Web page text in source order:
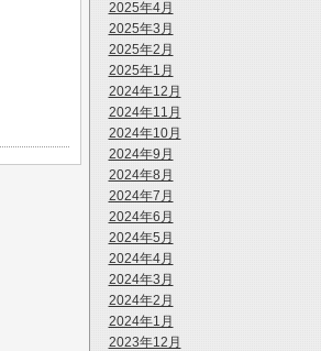
2025年4月
2025年3月
2025年2月
2025年1月
2024年12月
2024年11月
2024年10月
2024年9月
2024年8月
2024年7月
2024年6月
2024年5月
2024年4月
2024年3月
2024年2月
2024年1月
2023年12月